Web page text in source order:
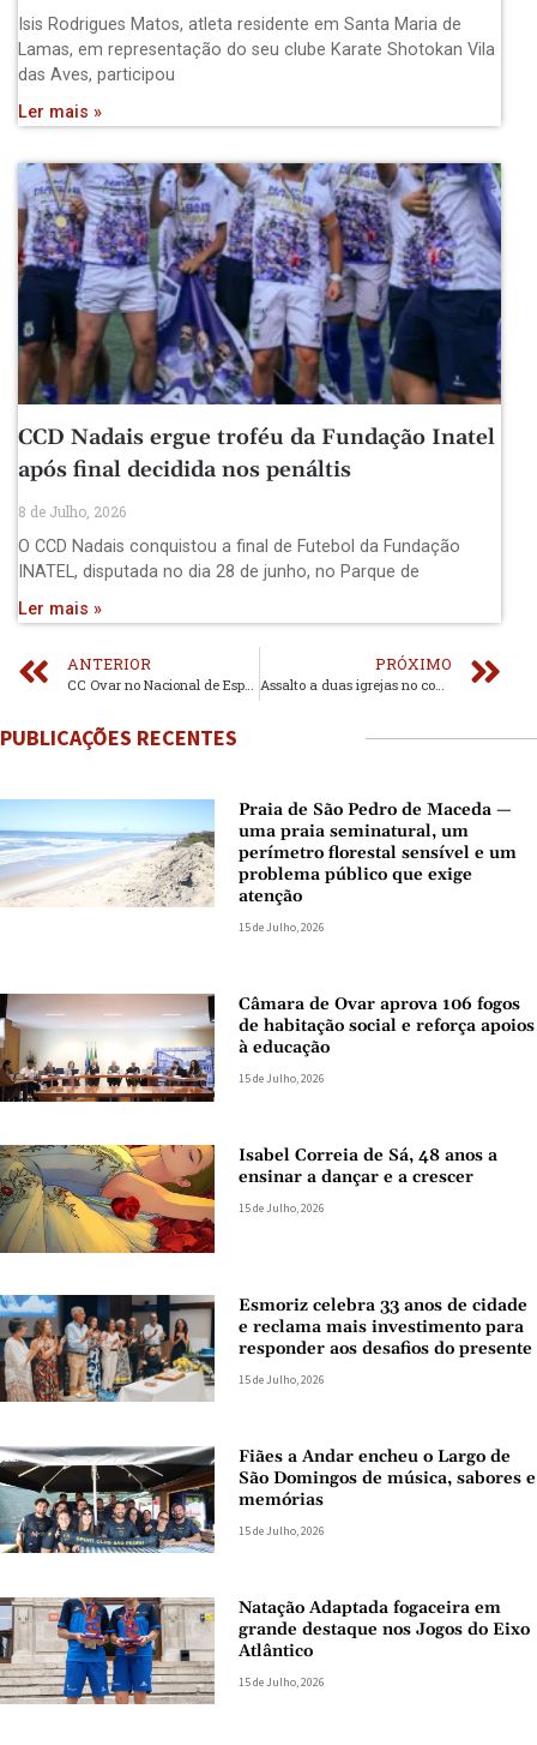
Isis Rodrigues Matos, atleta residente em Santa Maria de
Lamas, em representação do seu clube Karate Shotokan Vila
das Aves, participou
Ler mais »
CCD Nadais ergue troféu da Fundação Inatel
após final decidida nos penáltis
8 de Julho, 2026
O CCD Nadais conquistou a final de Futebol da Fundação
INATEL, disputada no dia 28 de junho, no Parque de
Ler mais »
ANTERIOR
CC Ovar no Nacional de Esperanças
PRÓXIMO
Assalto a duas igrejas no concelho de Espinho
PUBLICAÇÕES RECENTES
Praia de São Pedro de Maceda —
uma praia seminatural, um
perímetro florestal sensível e um
problema público que exige
atenção
15 de Julho, 2026
Câmara de Ovar aprova 106 fogos
de habitação social e reforça apoios
à educação
15 de Julho, 2026
Isabel Correia de Sá, 48 anos a
ensinar a dançar e a crescer
15 de Julho, 2026
Esmoriz celebra 33 anos de cidade
e reclama mais investimento para
responder aos desafios do presente
15 de Julho, 2026
Fiães a Andar encheu o Largo de
São Domingos de música, sabores e
memórias
15 de Julho, 2026
Natação Adaptada fogaceira em
grande destaque nos Jogos do Eixo
Atlântico
15 de Julho, 2026